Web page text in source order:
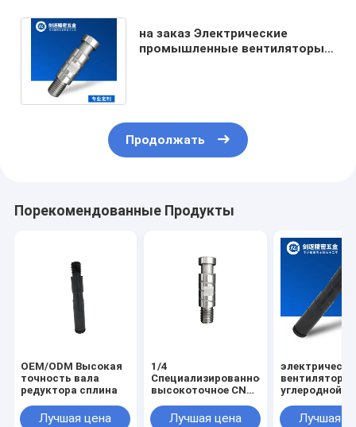
на заказ Электрические
промышленные вентиляторы
Продолжать
Порекомендованные Продукты
OEM/ODM Высокая
точность вала
редуктора сплина
Лучшая цена
1/4
Специализированное
высокоточное CNC-
фрезирование,
Лучшая цена
вентиляторы
углеродной
Лучшая